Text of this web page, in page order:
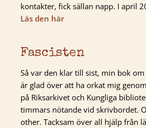
kontakter, fick sällan napp. I april
Läs den här
Fascisten
Så var den klar till sist, min bok om
är glad över att ha orkat mig
på Riksarkivet och Kungliga
timmars nötande vid skrivbordet.
other. Tacksam över all hjälp från